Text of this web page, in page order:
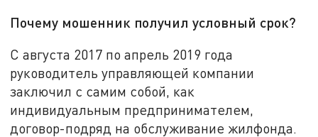
Почему мошенник получил условный срок?
С августа 2017 по апрель 2019 года
руководитель управляющей компании
заключил с самим собой, как
индивидуальным предпринимателем,
договор-подряд на обслуживание жилфонда.